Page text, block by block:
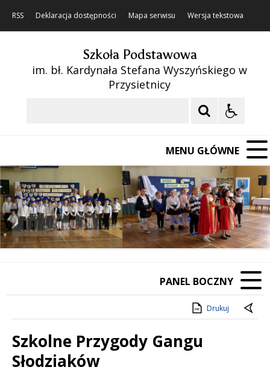
RSS Deklaracja dostępności Mapa serwisu Wersja tekstowa
Szkoła Podstawowa
im. bł. Kardynała Stefana Wyszyńskiego w
Przysietnicy
MENU GŁÓWNE
Poprzedni Element
Następny Element
❚❚
PANEL BOCZNY
Drukuj
Szkolne Przygody Gangu
Słodziaków